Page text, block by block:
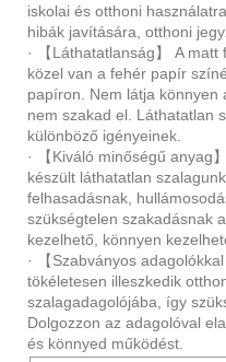
iskolai és otthoni
hibák javítására, otthoni
· 【Láthatatlanság】 A
közel van a fehér papír
papíron. Nem látja könnyen
nem szakad el. Láthatatlan
különböző igényeinek.
· 【Kiváló minőségű anyag
készült láthatatlan
felhasadásnak,
szükségtelen szakadásnak
kezelhető, könnyen
· 【Szabványos
tökéletesen illeszkedik
szalagadagolójába, így
Dolgozzon az adagolóval
és könnyed működést.